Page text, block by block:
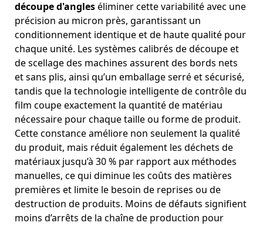
découpe d'angleséliminer cette variabilité avec une
précision au micron près, garantissant un
conditionnement identique et de haute qualité pour
chaque unité. Les systèmes calibrés de découpe et
de scellage des machines assurent des bords nets
et sans plis, ainsi qu’un emballage serré et sécurisé,
tandis que la technologie intelligente de contrôle du
film coupe exactement la quantité de matériau
nécessaire pour chaque taille ou forme de produit.
Cette constance améliore non seulement la qualité
du produit, mais réduit également les déchets de
matériaux jusqu’à 30 % par rapport aux méthodes
manuelles, ce qui diminue les coûts des matières
premières et limite le besoin de reprises ou de
destruction de produits. Moins de défauts signifient
moins d’arrêts de la chaîne de production pour